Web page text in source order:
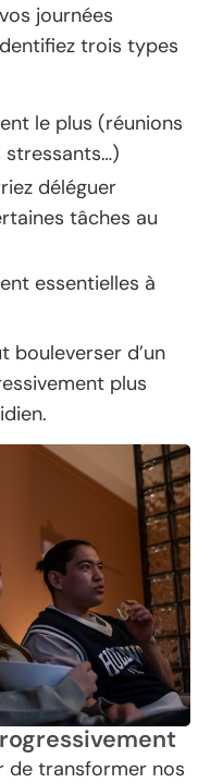
journées
trois types
le plus (réunions
stressants…)
déléguer
tâches au
essentielles à
bouleverser d’un
plus
transformer nos